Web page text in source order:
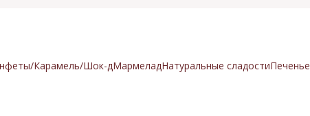
Карамель/Шок-дМармеладНатуральные сладостиПеченье